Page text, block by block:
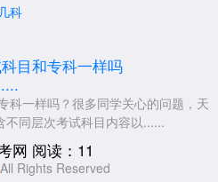
定要根据自己的知识强项(是擅长
理科。如果基础相对薄弱，文科的
理科稍微容易一些。
注 天津成人高考
科
科一样吗？很多同学关心的问题，天
同层次考试科目内容以......
网 阅读：11
All Rights Reserved